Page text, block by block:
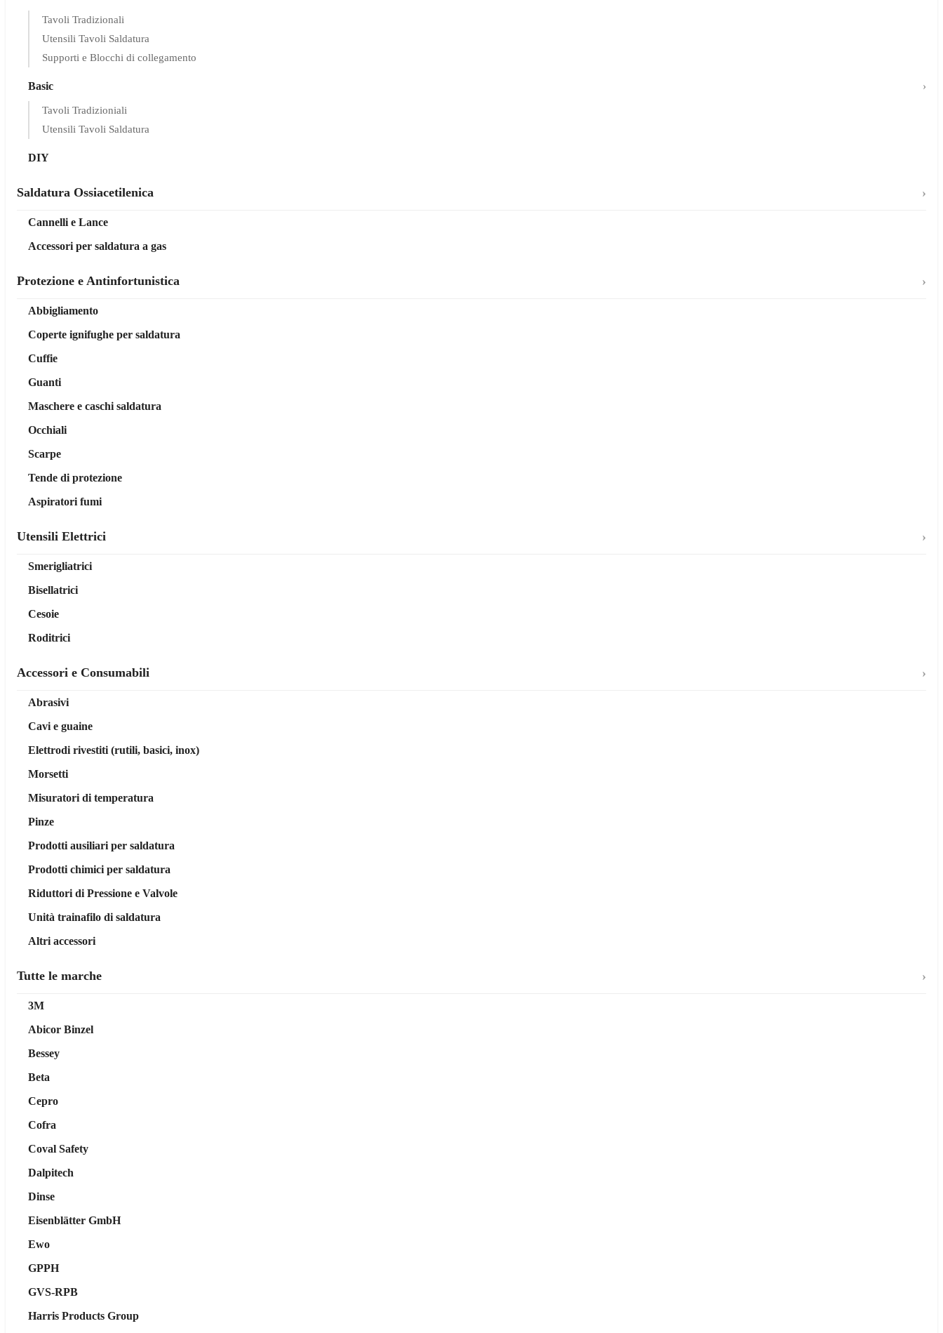
Tavoli Tradizionali
Utensili Tavoli Saldatura
Supporti e Blocchi di collegamento
Basic
Tavoli Tradizioniali
Utensili Tavoli Saldatura
DIY
Saldatura Ossiacetilenica
Cannelli e Lance
Accessori per saldatura a gas
Protezione e Antinfortunistica
Abbigliamento
Coperte ignifughe per saldatura
Cuffie
Guanti
Maschere e caschi saldatura
Occhiali
Scarpe
Tende di protezione
Aspiratori fumi
Utensili Elettrici
Smerigliatrici
Bisellatrici
Cesoie
Roditrici
Accessori e Consumabili
Abrasivi
Cavi e guaine
Elettrodi rivestiti (rutili, basici, inox)
Morsetti
Misuratori di temperatura
Pinze
Prodotti ausiliari per saldatura
Prodotti chimici per saldatura
Riduttori di Pressione e Valvole
Unità trainafilo di saldatura
Altri accessori
Tutte le marche
3M
Abicor Binzel
Bessey
Beta
Cepro
Cofra
Coval Safety
Dalpitech
Dinse
Eisenblätter GmbH
Ewo
GPPH
GVS-RPB
Harris Products Group